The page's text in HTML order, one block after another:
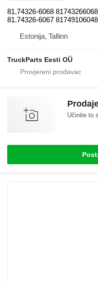
81.74326-6068
81.74326-6067
Estonija, Tallinn
TruckParts Eesti OÜ
Učinite to